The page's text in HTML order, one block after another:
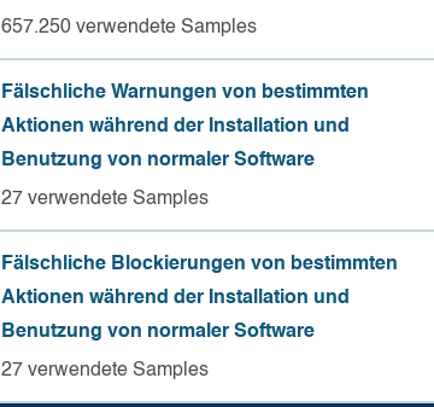
657.250 verwendete Samples
Fälschliche Warnungen von bestimmten
Aktionen während der Installation und
Benutzung von normaler Software
27 verwendete Samples
Fälschliche Blockierungen von bestimmten
Aktionen während der Installation und
Benutzung von normaler Software
27 verwendete Samples